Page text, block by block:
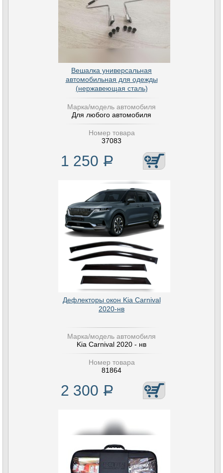
Вешалка универсальная
автомобильная для одежды
(нержавеющая сталь)
Марка/модель автомобиля
Для любого автомобиля
Номер товара
37083
1 250 Р
Дефлекторы окон Kia Carnival
2020-нв
Марка/модель автомобиля
Kia Carnival 2020 - нв
Номер товара
81864
2 300 Р